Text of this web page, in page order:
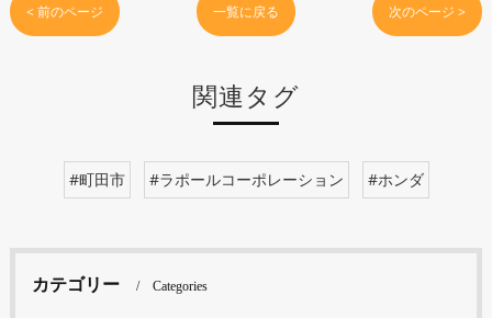
< 前のページ 一覧に戻る 次のページ >
関連タグ
#町田市 #ラポールコーポレーション #ホンダ
カテゴリー Categories